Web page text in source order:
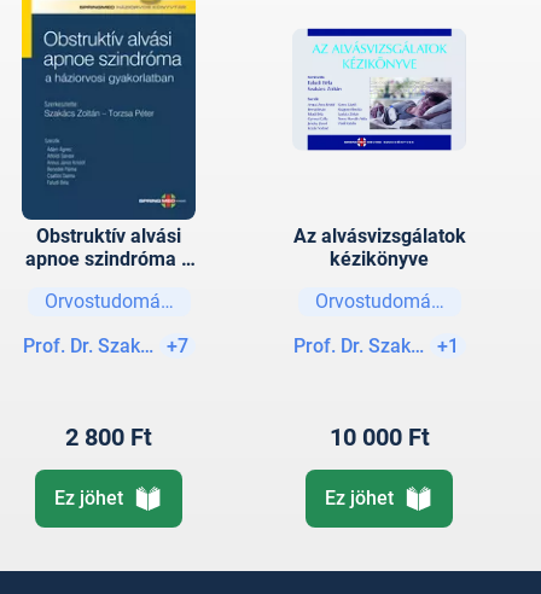
Obstruktív alvási
apnoe szindróma a
gyakorlatban
Orvostudományok
Prof. Dr. Szakács Zoltán
+7
2 800 Ft
Ez jöhet
Az alvásvizsgálatok
kézikönyve
Orvostudományok
Prof. Dr. Szakács Zoltán
+1
10 000 Ft
Ez jöhet